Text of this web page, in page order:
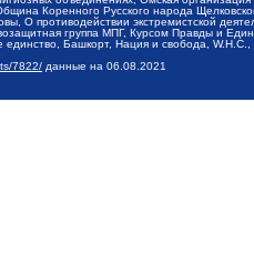
Коренного Русского народа
О противодействии экстремистской
группа МПГ, Курсом Правды и
единство, Башкорт, Нация и свобода,
7822/ данные на 06.08.2021